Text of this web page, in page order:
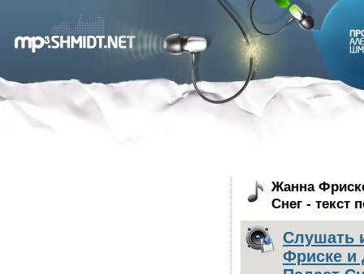
Жанна
Снег - текст
Слушать
Фриске и